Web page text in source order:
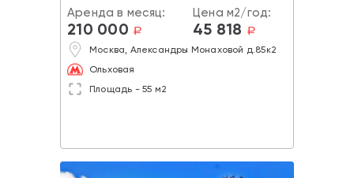
Аренда в месяц:
210 000 a
Цена м2/год:
45 818 a
Москва, Александры Монаховой д.85к2
Ольховая
Площадь - 55 м2